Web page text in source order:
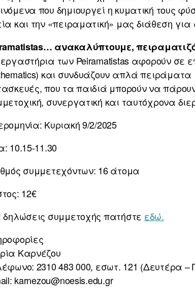
που δημιουργεί η κυματική τους
και την «πειραματική» μας διάθεση για
ανακαλύπτουμε,
των Peiramatistas αφορούν σε
και συνδυάζουν απλά
που τα παιδιά μπορούν να πάρουν
συνεργατική και ταυτόχρονα
Κυριακή 9/2/2025
10.15-11.30
συμμετεχόντων: 16 άτομα
12€
δηλώσεις συμμετοχής πατήστε εδώ.
Καρνέζου
2310 483 000, εσωτ. 121 (Δευτέρα –
karnezou@noesis.edu.gr